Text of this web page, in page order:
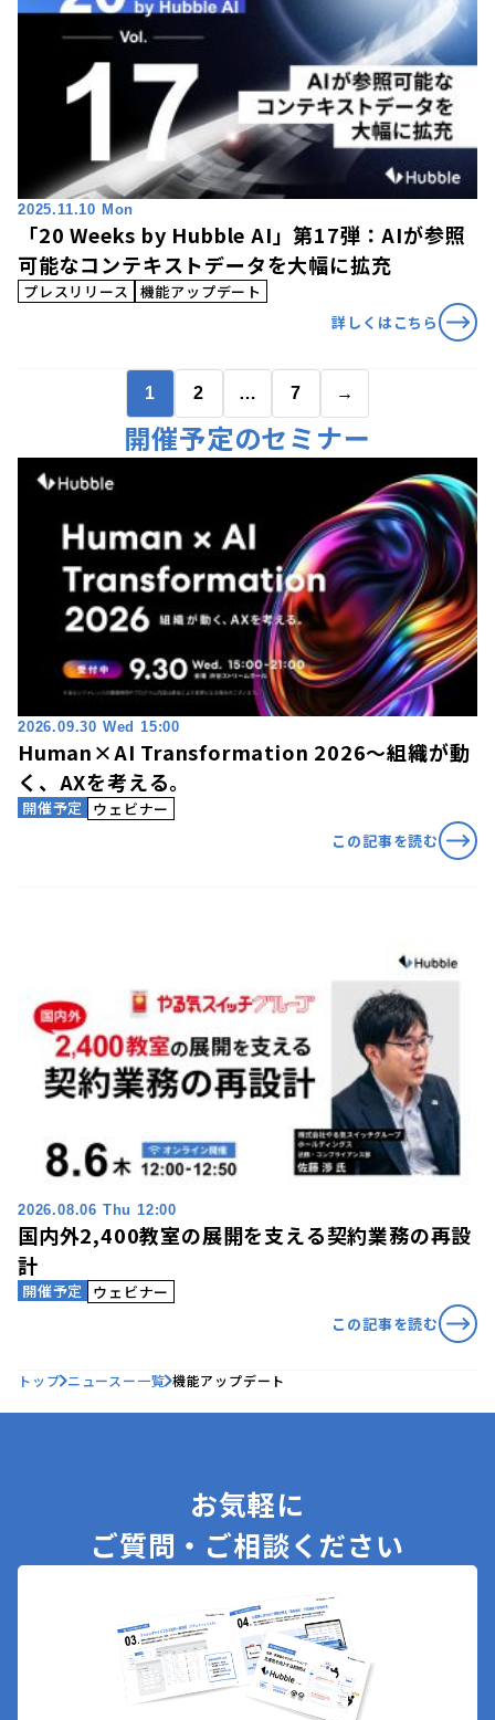
2025.11.10 Mon
「20 Weeks by Hubble AI」第17弾：AIが参照
可能なコンテキストデータを大幅に拡充
プレスリリース
機能アップデート
詳しくはこちら
1 2 … 7 →
開催予定のセミナー
2026.09.30 Wed 15:00
Human×AI Transformation 2026〜組織が動
く、AXを考える。
開催予定
ウェビナー
この記事を読む
2026.08.06 Thu 12:00
国内外2,400教室の展開を支える契約業務の再設
計
開催予定
ウェビナー
この記事を読む
トップ ニュースー一覧 機能アップデート
お気軽に
ご質問・ご相談ください